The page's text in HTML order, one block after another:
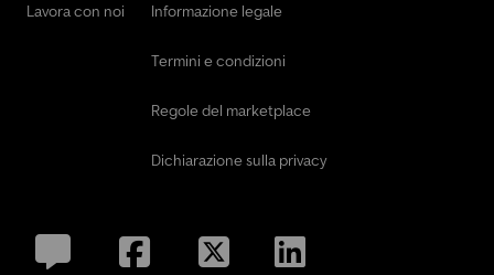
Lavora con noi Informazione legale
Termini e condizioni
Regole del marketplace
Dichiarazione sulla privacy